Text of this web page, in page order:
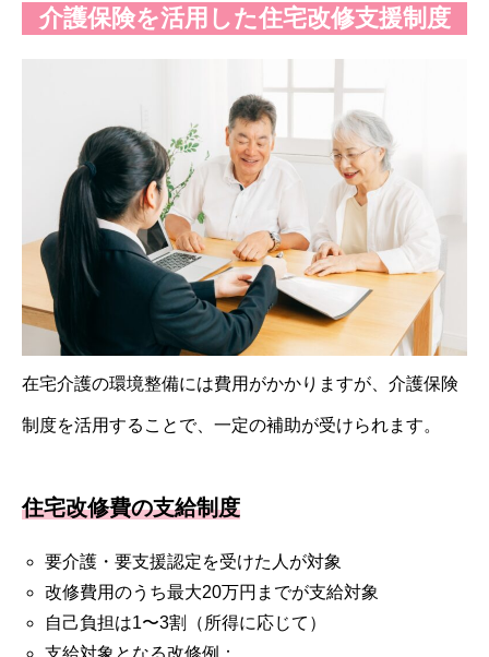
介護保険を活用した住宅改修支援制度
在宅介護の環境整備には費用がかかりますが、介護保険
制度を活用することで、一定の補助が受けられます。
住宅改修費の支給制度
要介護・要支援認定を受けた人が対象
改修費用のうち最大20万円までが支給対象
自己負担は1〜3割（所得に応じて）
支給対象となる改修例：